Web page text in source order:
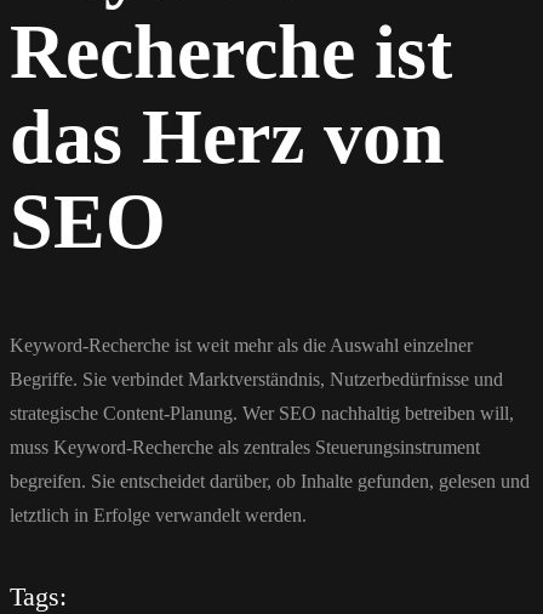
Recherche ist
das Herz von
SEO
Keyword-Recherche ist weit mehr als die Auswahl einzelner
Begriffe. Sie verbindet Marktverständnis, Nutzerbedürfnisse und
strategische Content-Planung. Wer SEO nachhaltig betreiben will,
muss Keyword-Recherche als zentrales Steuerungsinstrument
begreifen. Sie entscheidet darüber, ob Inhalte gefunden, gelesen und
letztlich in Erfolge verwandelt werden.
Tags: